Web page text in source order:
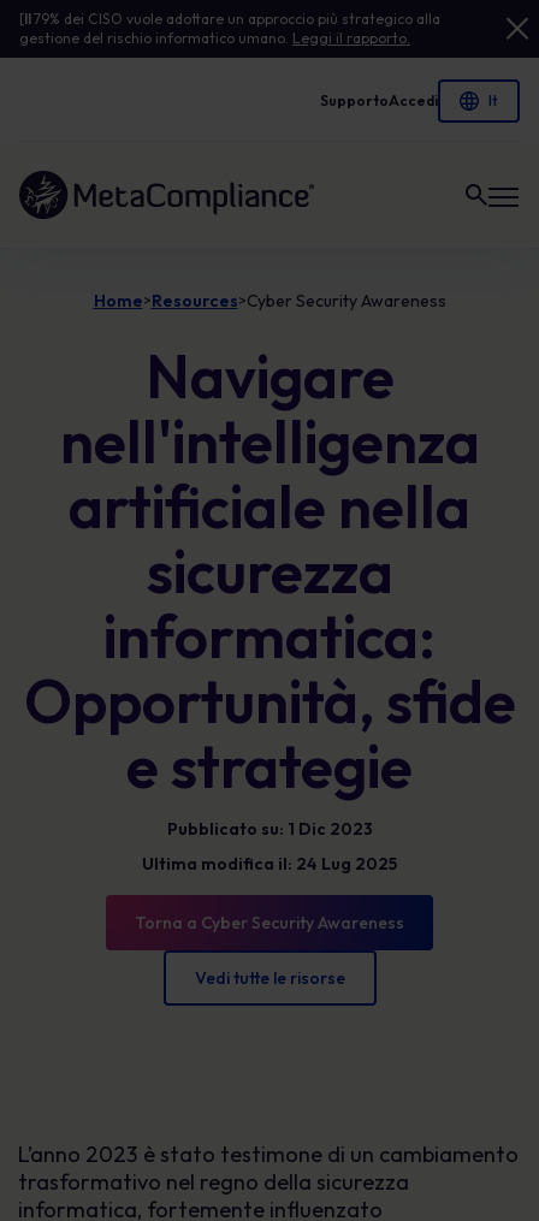
[Il79% dei CISO vuole adottare un approccio più strategico alla
gestione del rischio informatico umano. Leggi il rapporto.
SupportoAccedi
Link alla homepage
Home>Resources>Cyber Security Awareness
Navigare
nell'intelligenza
artificiale nella
sicurezza
informatica:
Opportunità, sfide
e strategie
Pubblicato su: 1 Dic 2023
Ultima modifica il: 24 Lug 2025
Torna a Cyber Security Awareness
Vedi tutte le risorse
L’anno 2023 è stato testimone di un cambiamento
trasformativo nel regno della sicurezza
informatica, fortemente influenzato